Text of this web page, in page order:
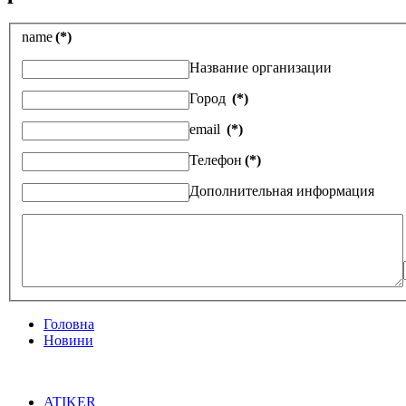
name(*)
Название организации
Город (*)
email (*)
Телефон (*)
Дополнительная информация
Головна
Новини
ATIKER